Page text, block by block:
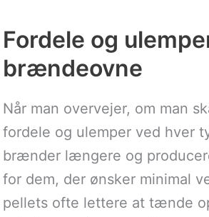
Fordele og
brændeovne
Når man overvejer, om man
fordele og ulemper ved hver
brænder længere og
for dem, der ønsker minimal
pellets ofte lettere at tænde